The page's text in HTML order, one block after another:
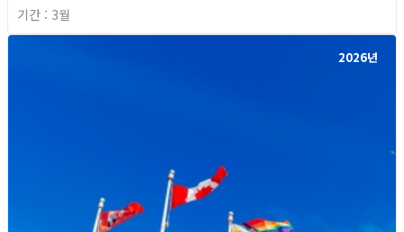
기간 : 3월
2026년